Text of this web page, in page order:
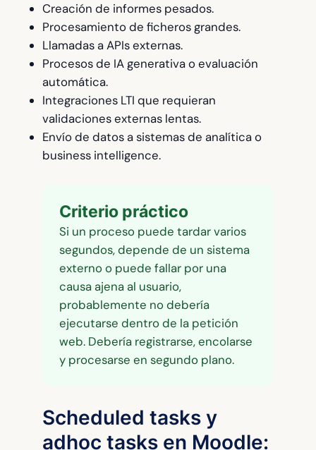
Creación de informes pesados.
Procesamiento de ficheros grandes.
Llamadas a APIs externas.
Procesos de IA generativa o evaluación
automática.
Integraciones LTI que requieran
validaciones externas lentas.
Envío de datos a sistemas de analítica o
business intelligence.
Criterio práctico
Si un proceso puede tardar varios
segundos, depende de un sistema
externo o puede fallar por una
causa ajena al usuario,
probablemente no debería
ejecutarse dentro de la petición
web. Debería registrarse, encolarse
y procesarse en segundo plano.
Scheduled tasks y
adhoc tasks en Moodle: